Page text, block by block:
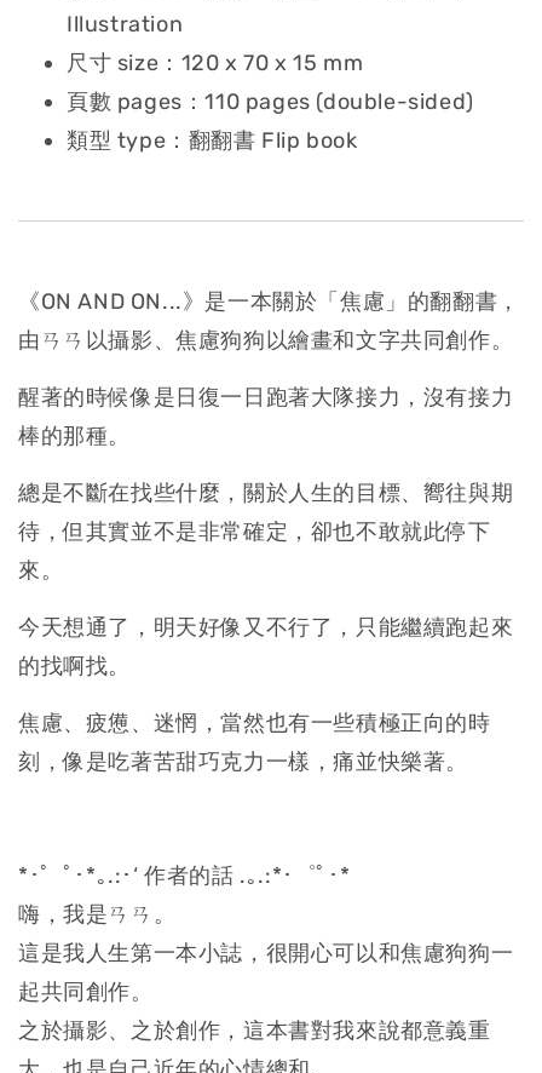
Illustration
尺寸 size：120 x 70 x 15 mm
頁數 pages：110 pages (double-sided)
類型 type：翻翻書 Flip book
《ON AND ON...》是一本關於「焦慮」的翻翻書，
由ㄢㄢ以攝影、焦慮狗狗以繪畫和文字共同創作。
醒著的時候像是日復一日跑著大隊接力，沒有接力
棒的那種。
總是不斷在找些什麼，關於人生的目標、嚮往與期
待，但其實並不是非常確定，卻也不敢就此停下
來。
今天想通了，明天好像又不行了，只能繼續跑起來
的找啊找。
焦慮、疲憊、迷惘，當然也有一些積極正向的時
刻，像是吃著苦甜巧克力一樣，痛並快樂著。
*･゜ﾟ･*｡.:･‘ 作者的話 .｡.:*･゜ﾟ･*
嗨，我是ㄢㄢ。
這是我人生第一本小誌，很開心可以和焦慮狗狗一
起共同創作。
之於攝影、之於創作，這本書對我來說都意義重